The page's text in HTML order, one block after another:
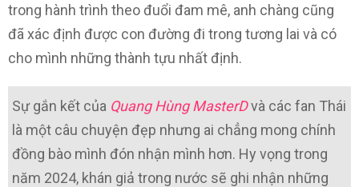
trong hành trình theo đuổi đam mê, anh chàng cũng
đã xác định được con đường đi trong tương lai và có
cho mình những thành tựu nhất định.
Sự gắn kết của Quang Hùng MasterDvà các fan Thái
là một câu chuyện đẹp nhưng ai chẳng mong chính
đồng bào mình đón nhận mình hơn. Hy vọng trong
năm 2024, khán giả trong nước sẽ ghi nhận những